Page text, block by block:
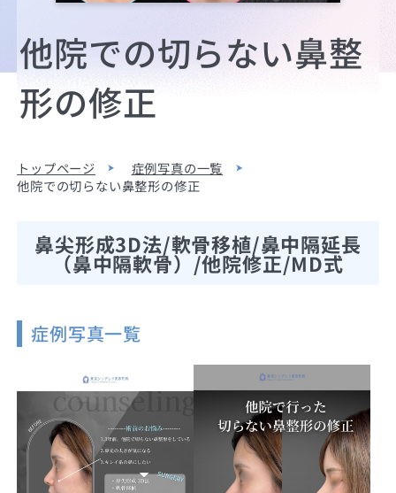
他院での切らない鼻整
形の修正
トップページ
症例写真の一覧
他院での切らない鼻整形の修正
鼻尖形成3D法/軟骨移植/鼻中隔延長
（鼻中隔軟骨）/他院修正/MD式
症例写真一覧